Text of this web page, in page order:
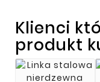
Klienci
produkt